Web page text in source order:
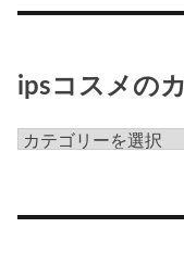
ス
な
だ
ipsコスメの
ips
メ